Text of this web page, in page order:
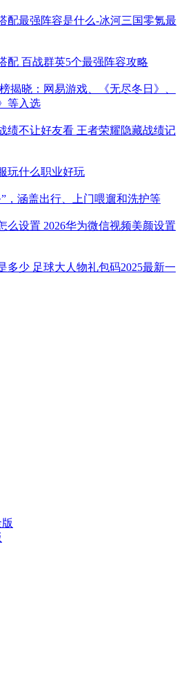
配最强阵容是什么-冰河三国零氪最
配 百战群英5个最强阵容攻略
揭晓：网易游戏、《无尽冬日》、
等入选
绩不让好友看 王者荣耀隐藏战绩记
玩什么职业好玩
，涵盖出行、上门喂遛和洗护等
么设置 2026华为微信视频美颜设置
多少 足球大人物礼包码2025最新一